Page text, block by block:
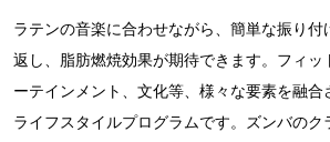
ラテンの音楽に合わせながら、簡単な振り付
返し、脂肪燃焼効果が期待できます。フィッ
ーテインメント、文化等、様々な要素を融合
ライフスタイルプログラムです。ズンバのク